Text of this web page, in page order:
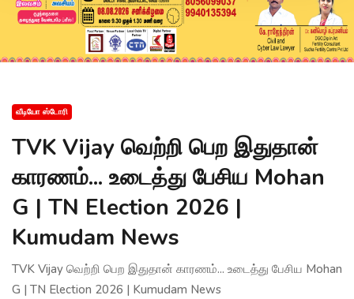
வீடியோ ஸ்டோரி
TVK Vijay வெற்றி பெற இதுதான்
காரணம்... உடைத்து பேசிய Mohan
G | TN Election 2026 |
Kumudam News
TVK Vijay வெற்றி பெற இதுதான் காரணம்... உடைத்து பேசிய Mohan
G | TN Election 2026 | Kumudam News